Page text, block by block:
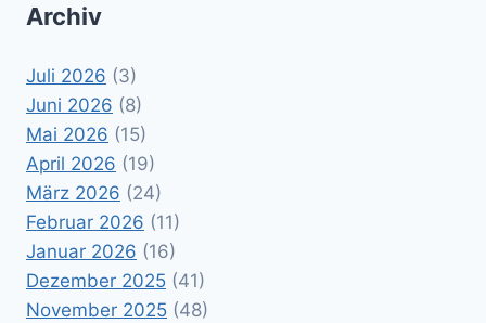
Archiv
Juli 2026 (3)
Juni 2026 (8)
Mai 2026 (15)
April 2026 (19)
März 2026 (24)
Februar 2026 (11)
Januar 2026 (16)
Dezember 2025 (41)
November 2025 (48)